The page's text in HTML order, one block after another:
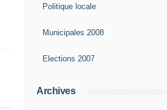
Politique locale
Municipales 2008
Elections 2007
Archives